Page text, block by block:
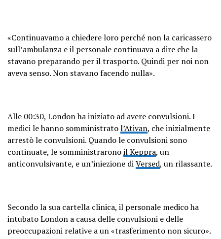
«Continuavamo a chiedere loro perché non la caricassero
sull’ambulanza e il personale continuava a dire che la
stavano preparando per il trasporto. Quindi per noi non
aveva senso. Non stavano facendo nulla».
Alle 00:30, London ha iniziato ad avere convulsioni. I
medici le hanno somministratol’Ativan, che inizialmente
arrestò le convulsioni. Quando le convulsioni sono
continuate, le somministraronoil Keppra, un
anticonvulsivante, e un’iniezione diVersed, un rilassante.
Secondo la sua cartella clinica, il personale medico ha
intubato London a causa delle convulsioni e delle
preoccupazioni relative a un «trasferimento non sicuro».